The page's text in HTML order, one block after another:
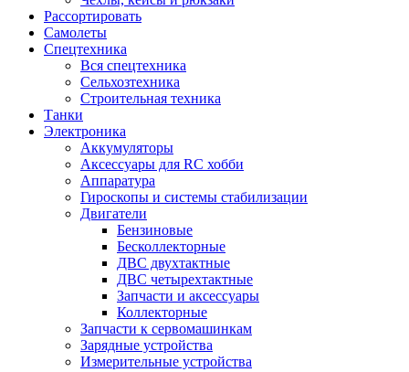
Рассортировать
Самолеты
Спецтехника
Вся спецтехника
Сельхозтехника
Строительная техника
Танки
Электроника
Аккумуляторы
Аксессуары для RC хобби
Аппаратура
Гироскопы и системы стабилизации
Двигатели
Бензиновые
Бесколлекторные
ДВС двухтактные
ДВС четырехтактные
Запчасти и аксессуары
Коллекторные
Запчасти к сервомашинкам
Зарядные устройства
Измерительные устройства